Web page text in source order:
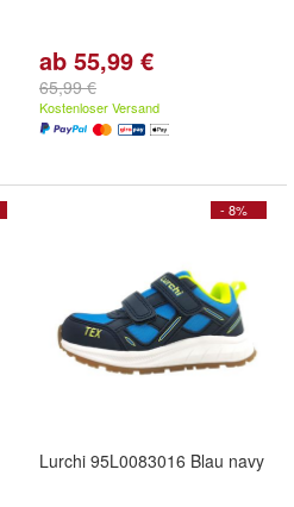
ab 55,99 €
65,99 €
Kostenloser Versand
- 8%
Lurchi 95L0083016 Blau navy